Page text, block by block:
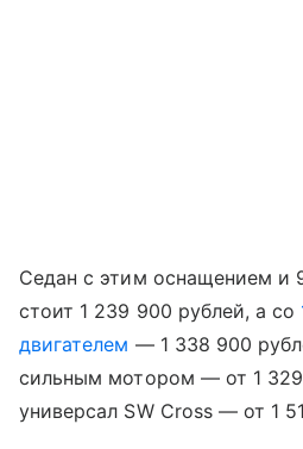
Седан с этим оснащением и
стоит 1 239 900 рублей, а со
двигателем — 1 338 900
сильным мотором — от 1
универсал SW Cross — от 1